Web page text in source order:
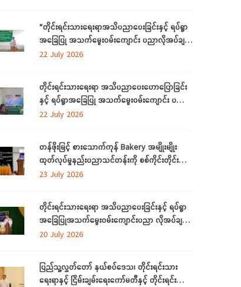
“တိုင်းရင်းသားရေးရာအသိပညာပေးခြင်းနှင့် ရပ်ရွာ
အခြေပြု အသက်မွေးဝမ်းကျောင်း ပညာလိုအပ်ချက်
ဆန်းစစ်စီမံခြင်း အစီအစဉ်” နှင့် “အခြေခံစက်ချုပ်
ပြုလုပ်
22 July 2026
တိုင်းရင်းသားရေးရာ အသိပညာပေးဟောပြောခြင်း
နှင့် ရပ်ရွာအခြေပြု အသက်မွေးဝမ်းကျောင်း ပညာ
လိုအပ်ချက်တို့ကို ဆန်းစစ်စီမံခြင်း အစီအစဉ်ကို
22 July 2026
တန်ဖိုးမြင့် စားသောက်ကုန် Bakery အမျိုးမျိုး
ထုတ်လုပ်မှုနည်းပညာသင်တန်းကို စစ်ကိုင်းတိုင်း
ဒေသကြီး၊ လဟယ်မြို့၌ ဖွင့်လှစ်
23 July 2026
တိုင်းရင်းသားရေးရာ အသိပညာပေးခြင်းနှင့် ရပ်ရွာ
အခြေပြုအသက်မွေးဝမ်းကျောင်းပညာ လိုအပ်ချက်
များကို ဆန်းစစ်စီမံခြင်း အစီအစဉ်ကို ပဲခူးတိုင်း
20 July 2026
ပြည်သူ့လွှတ်တော် နယ်စပ်ဒေသ၊ တိုင်းရင်းသား
ရေးရာနှင့် ငြိမ်းချမ်းရေးကော်မတီနှင့် တိုင်းရင်းသား